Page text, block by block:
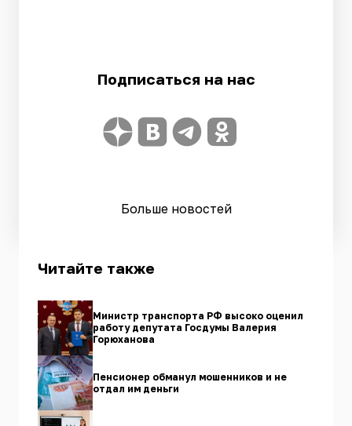
Подписаться на нас
Больше новостей
Читайте также
Министр транспорта РФ высоко оценил
работу депутата Госдумы Валерия
Горюханова
Пенсионер обманул мошенников и не
отдал им деньги